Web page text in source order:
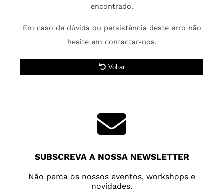
encontrado.
Em caso de dúvida ou persistência deste erro não
hesite em contactar-nos.
Voltar
SUBSCREVA A NOSSA NEWSLETTER
Não perca os nossos eventos, workshops e
novidades.